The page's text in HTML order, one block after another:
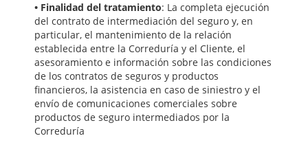
• Finalidad del tratamiento: La completa ejecución
del contrato de intermediación del seguro y, en
particular, el mantenimiento de la relación
establecida entre la Correduría y el Cliente, el
asesoramiento e información sobre las condiciones
de los contratos de seguros y productos
financieros, la asistencia en caso de siniestro y el
envío de comunicaciones comerciales sobre
productos de seguro intermediados por la
Correduría